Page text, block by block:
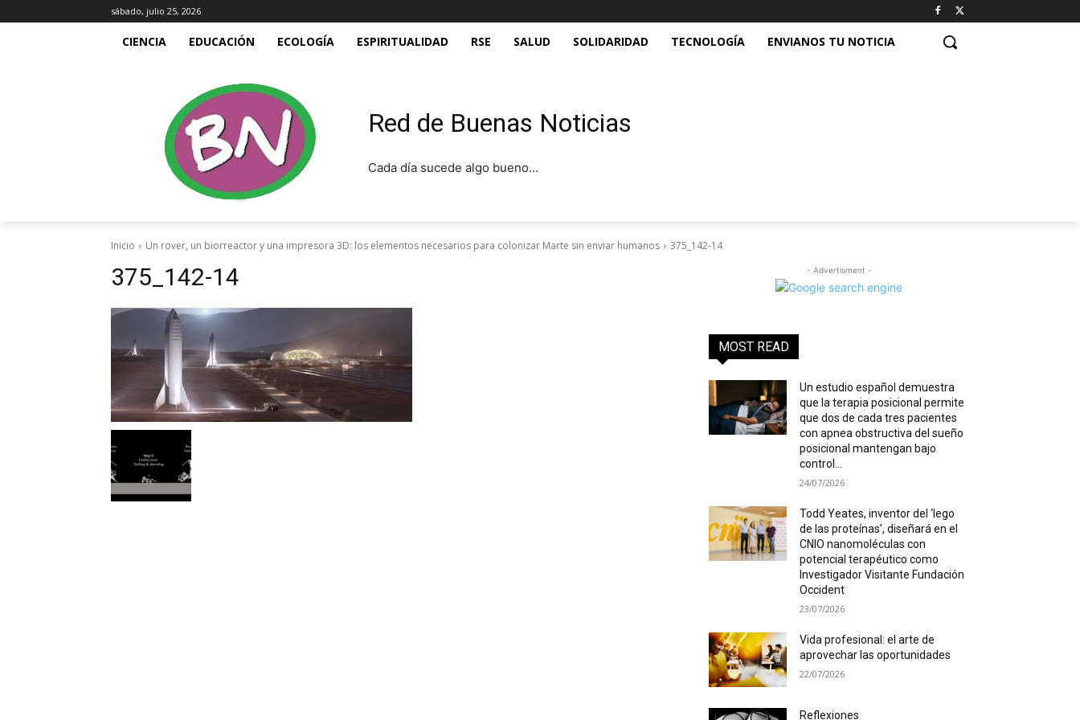
sábado, julio 25, 2026
CIENCIA EDUCACIÓN ECOLOGÍA ESPIRITUALIDAD RSE SALUD SOLIDARIDAD TECNOLOGÍA ENVIANOS TU NOTICIA
Red de Buenas Noticias
Cada día sucede algo bueno...
Inicio Un rover, un biorreactor y una impresora 3D: los elementos necesarios para colonizar Marte sin enviar humanos 375_142-14
375_142-14 - Advertisment -
MOST READ
Un estudio español demuestra
que la terapia posicional permite
que dos de cada tres pacientes
con apnea obstructiva del sueño
posicional mantengan bajo
control...
24/07/2026
Todd Yeates, inventor del ‘lego
de las proteínas’, diseñará en el
CNIO nanomoléculas con
potencial terapéutico como
Investigador Visitante Fundación
Occident
23/07/2026
Vida profesional: el arte de
aprovechar las oportunidades
22/07/2026
Reflexiones